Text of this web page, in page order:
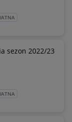
sezon 2022/23